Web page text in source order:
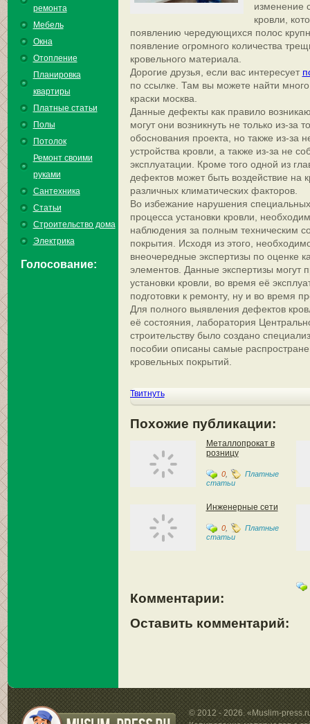
ремонта
Мебель
Окна
Отопление
Планировка
квартиры
Платные статьи
Полы
Потолок
Ремонт своими
руками
Сантехника
Статьи
Строительство дома
Электрика
Голосование:
изменение
кровли,
появлению чередующихся полос
появление огромного количества
кровельного материала.
Дорогие друзья, если вас интересует
по ссылке. Там вы можете найти
краски москва.
Данные дефекты как правило
могут они возникнуть не только из-за
обоснования проекта, но также из-за
устройства кровли, а также из-за не
эксплуатации. Кроме того одной из
дефектов может быть воздействие на
различных климатических факторов.
Во избежание нарушения
процесса установки кровли,
наблюдения за полным техническим
покрытия. Исходя из этого,
внеочередные экспертизы по оценке
элементов. Данные экспертизы могут
установки кровли, во время её
подготовки к ремонту, ну и во время
Для полного выявления дефектов
её состояния, лаборатория
строительству было создано
пособии описаны самые
кровельных покрытий.
Твитнуть
Похожие публикации:
Металлопрокат в
розницу
0,
Платные
статьи
Инженерные сети
0,
Платные
статьи
Комментарии:
Оставить комментарий:
© 2012 - 2026. «Muslim-